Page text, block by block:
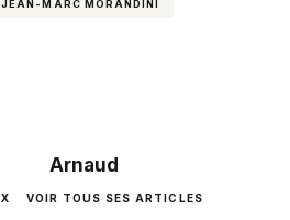
JEAN-MARC MORANDINI
Arnaud
X VOIR TOUS SES ARTICLES